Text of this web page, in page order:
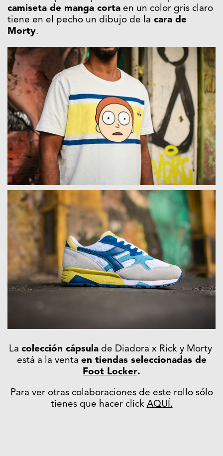
camiseta de manga corta en un color gris claro
tiene en el pecho un dibujo de la cara de
Morty.
La colección cápsulade Diadora x Rick y Morty
está a la venta en tiendas seleccionadas de
Foot Locker.
Para ver otras colaboraciones de este rollo sólo
tienes que hacer click AQUÍ.